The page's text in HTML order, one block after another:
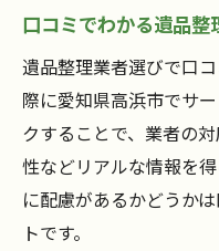
口コミでわかる遺品整
遺品整理業者選びで口
際に愛知県高浜市でサ
クすることで、業者の
性などリアルな情報を
に配慮があるかどうか
トです。